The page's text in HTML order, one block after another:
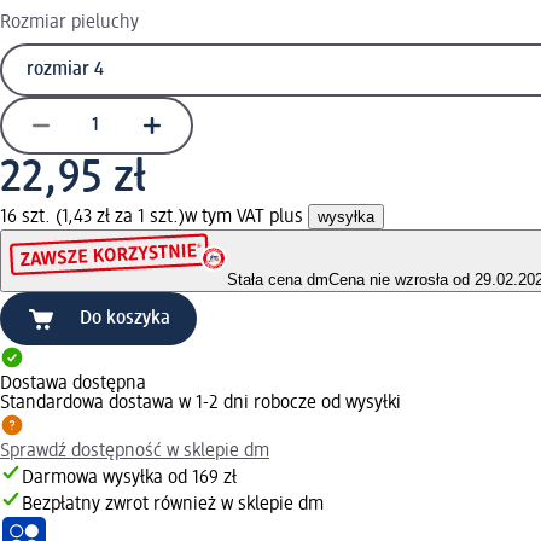
Rozmiar pieluchy
22,95 zł
16 szt. (1,43 zł za 1 szt.)w tym VAT plus wysyłka
Stała cena dmCena nie wzrosła od
Do koszyka
Dostawa dostępna
Standardowa dostawa w 1-2 dni robocze od wysyłki
Sprawdź dostępność w sklepie dm
Darmowa wysyłka od 169 zł
Bezpłatny zwrot również w sklepie dm